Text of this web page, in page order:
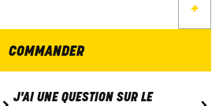
+
COMMANDER
J'AI UNE QUESTION SUR LE